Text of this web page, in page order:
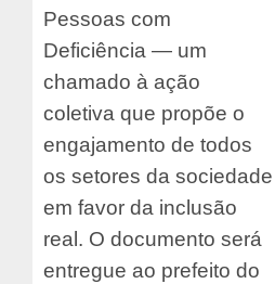
Pessoas com
Deficiência — um
chamado à ação
coletiva que propõe o
engajamento de todos
os setores da sociedade
em favor da inclusão
real. O documento será
entregue ao prefeito do